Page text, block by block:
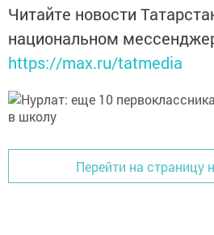
Читайте новости
национальном
https://max.ru/tatmedia
Перейти на страницу